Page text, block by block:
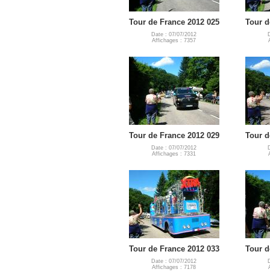
Tour de France 2012 025
Date : 07/07/2012
Affichages : 7357
Tour
Tour de France 2012 029
Date : 07/07/2012
Affichages : 7331
Tour
Tour de France 2012 033
Date : 07/07/2012
Affichages : 7178
Tour